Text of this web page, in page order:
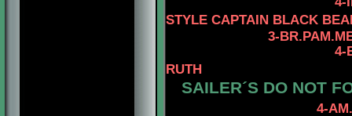
STYLE CAPTAIN BLACK
3-
4-
RUTH
SAILER´S DO NOT
4-